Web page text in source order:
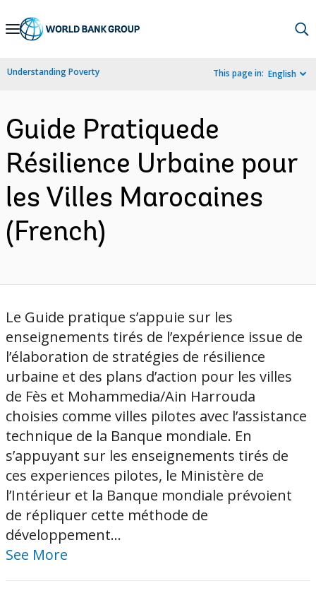
Skip
Navigation
Understanding Poverty This page in: English
Guide Pratiquede
Résilience Urbaine pour
les Villes Marocaines
(French)
Le Guide pratique s’appuie sur les
enseignements tirés de l’expérience issue de
l’élaboration de stratégies de résilience
urbaine et des plans d’action pour les villes
de Fès et Mohammedia/Ain Harrouda
choisies comme villes pilotes avec l’assistance
technique de la Banque mondiale. En
s’appuyant sur les enseignements tirés de
ces experiences pilotes, le Ministère de
l’Intérieur et la Banque mondiale prévoient
de répliquer cette méthode de
développement...
See More